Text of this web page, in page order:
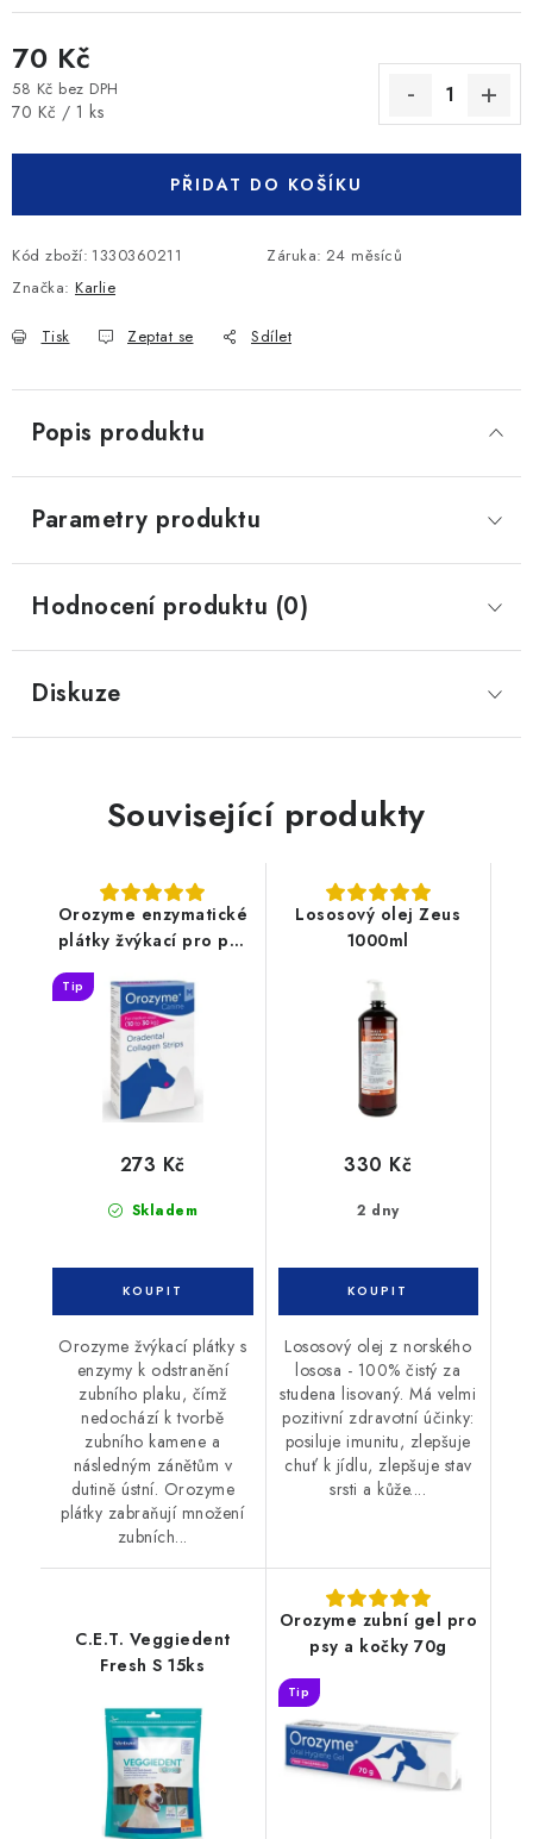
70 Kč
58 Kč bez DPH
Měrná cena:
70 Kč / 1 ks
PŘIDAT DO KOŠÍKU
Kód zboží: 1330360211 Záruka: 24 měsíců
Značka: Karlie
Tisk Zeptat se Sdílet
Popis produktu
Parametry produktu
Hodnocení produktu (0)
Diskuze
Související produkty
Orozyme enzymatické
plátky žvýkací pro psy
Tip
Skladem
273 Kč
Orozyme žvýkací plátky s
enzymy k odstranění
zubního plaku, čímž
nedochází k tvorbě
zubního kamene a
následným zánětům v
dutině ústní. Orozyme
plátky zabraňují množení
zubních...
Lososový olej Zeus
1000ml
2 dny
330 Kč
Lososový olej z norského
lososa - 100% čistý za
studena lisovaný. Má velmi
pozitivní zdravotní účinky:
posiluje imunitu, zlepšuje
chuť k jídlu, zlepšuje stav
srsti a kůže....
C.E.T. Veggiedent
Fresh S 15ks
Orozyme zubní gel pro
psy a kočky 70g
Tip